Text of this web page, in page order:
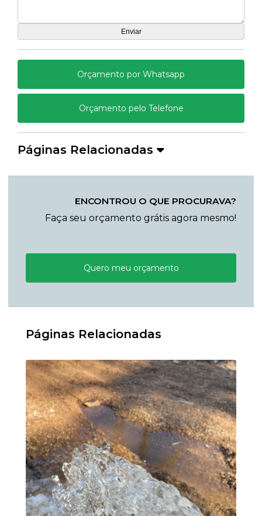
Orçamento por Whatsapp
Orçamento pelo Telefone
Páginas Relacionadas
ENCONTROU O QUE PROCURAVA?
Faça seu orçamento grátis agora mesmo!
Quero meu orçamento
Páginas Relacionadas